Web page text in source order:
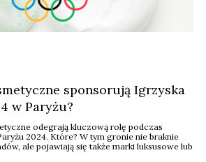
sponsorują Igrzyska
w Paryżu?
odegrają kluczową rolę podczas
2024. Które? W tym gronie nie braknie
ale pojawiają się także marki luksusowe lub